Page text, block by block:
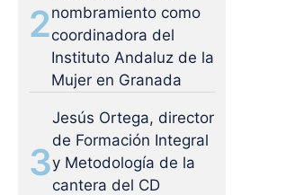
2nombramiento como
coordinadora del
Instituto Andaluz de la
Mujer en Granada
3
Jesús Ortega, director
de Formación Integral
y Metodología de la
cantera del CD